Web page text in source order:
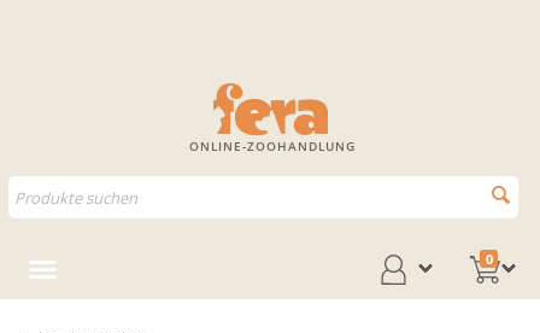
ONLINE-ZOOHANDLUNG
0